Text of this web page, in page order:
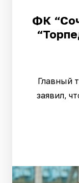
ФК
Главный
заявил,